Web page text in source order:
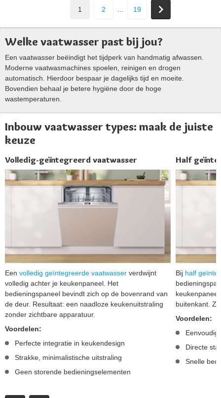
1 2 19
Welke vaatwasser past bij jou?
Een vaatwasser beëindigt het tijdperk van handmatig afwassen.
Moderne vaatwasmachines spoelen, reinigen en drogen
automatisch. Hierdoor bespaar je dagelijks tijd en moeite.
Bovendien behaal je betere hygiëne door de hoge
wastemperaturen.
Inbouw vaatwasser types: maak de juiste
keuze
Volledig-geïntegreerd vaatwasser
Een volledig geïntegreerde vaatwasser verdwijnt
volledig achter je keukenpaneel. Het
bedieningspaneel bevindt zich op de bovenrand van
de deur. Resultaat: een naadloze keukenuitstraling
zonder zichtbare apparatuur.
Voordelen:
Perfecte integratie in keukendesign
Strakke, minimalistische uitstraling
Geen storende bedieningselementen
Half
Bij half
buitenkant.
Voordelen:
Directe
Snelle